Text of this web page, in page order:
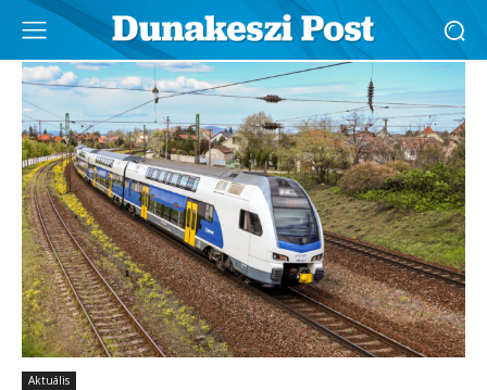
Aktuális